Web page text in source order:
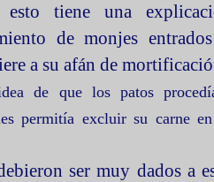
esto tiene una
de monjes
a su afán de
de que los patos
permitía excluir su carne
ser muy dados a